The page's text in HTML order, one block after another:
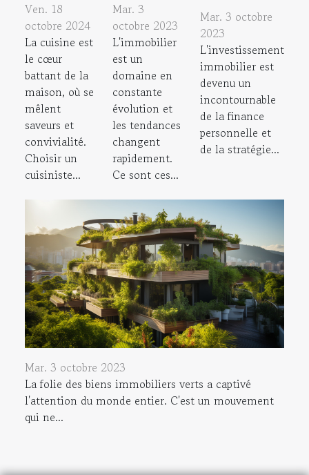
Ven. 18
octobre 2024
La cuisine est
le cœur
battant de la
maison, où se
mêlent
saveurs et
convivialité.
Choisir un
cuisiniste...
Mar. 3
octobre 2023
L'immobilier
est un
domaine en
constante
évolution et
les tendances
changent
rapidement.
Ce sont ces...
Mar. 3 octobre
2023
L'investissement
immobilier est
devenu un
incontournable
de la finance
personnelle et
de la stratégie...
Mar. 3 octobre 2023
La folie des biens immobiliers verts a captivé
l'attention du monde entier. C'est un mouvement
qui ne...